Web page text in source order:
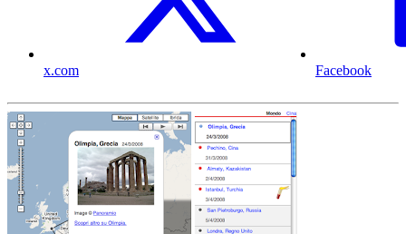
x.com Facebook